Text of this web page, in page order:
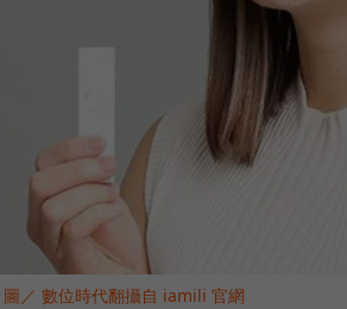
圖／ 數位時代翻攝自 iamili 官網